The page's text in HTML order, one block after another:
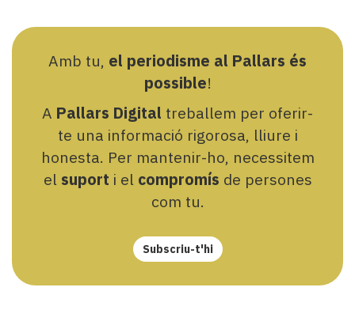
Amb tu, el periodisme al Pallars és
possible!
A Pallars Digital treballem per oferir-
te una informació rigorosa, lliure i
honesta. Per mantenir-ho, necessitem
el suport i el compromís de persones
com tu.
Subscriu-t'hi